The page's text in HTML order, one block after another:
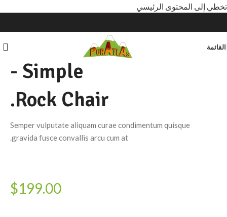
تخطي إلى المحتوى الرئيسي
القائمة
Simple -
Rock Chair.
Semper vulputate aliquam curae condimentum quisque
gravida fusce convallis arcu cum at.
$199.00